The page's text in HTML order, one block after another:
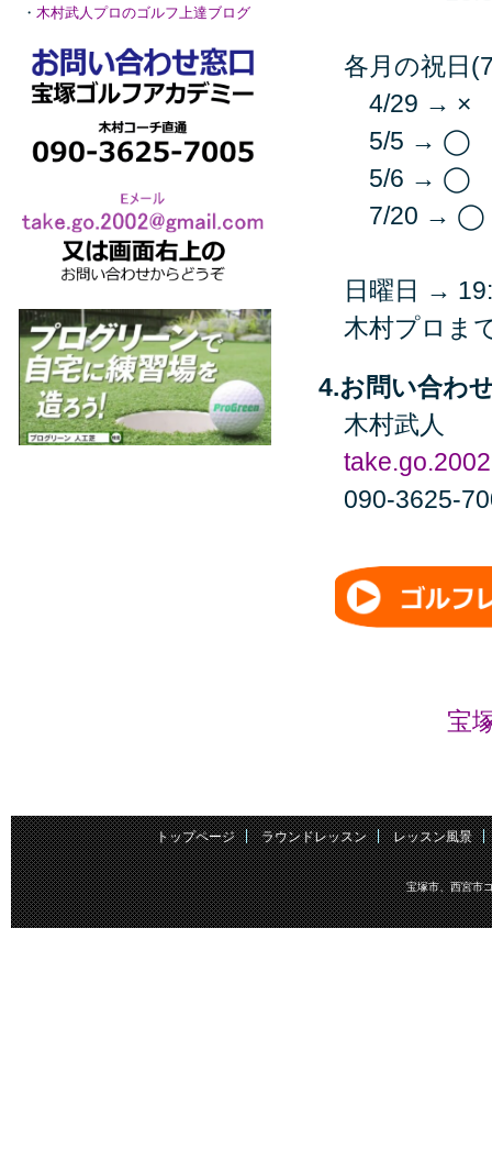
各月の祝日
4/29 → ×
5/5 → ◯
5/6 → ◯
7/20 → ◯
日曜日 →
木村プロま
4.お問い合わ
木村武人
090-3625-
宝
・ 木村武人プロのゴルフ上達ブログ
トップページ ラウンドレッスン レッスン風景
宝塚市、西宮市